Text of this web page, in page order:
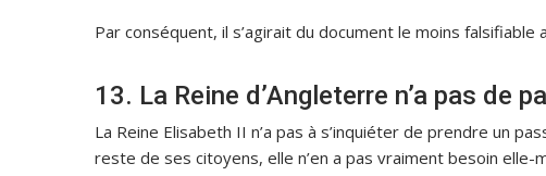
Par conséquent, il s’agirait du document le moins falsifiable
13. La Reine d’Angleterre n’a pas de
La Reine Elisabeth II n’a pas à s’inquiéter de prendre un
reste de ses citoyens, elle n’en a pas vraiment besoin elle-